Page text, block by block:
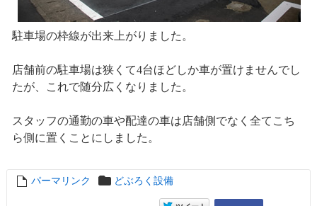
駐車場の枠線が出来上がりました。
店舗前の駐車場は狭くて4台ほどしか車が置けませんでし
たが、これで随分広くなりました。
スタッフの通勤の車や配達の車は店舗側でなく全てこち
ら側に置くことにしました。
entry1861
パーマリンク どぶろく設備
entry1861